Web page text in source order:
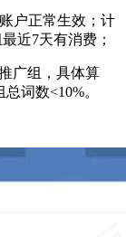
户正常生效；计
近7天有消费；
广组，具体算
词数<10%。